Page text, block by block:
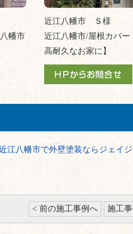
幡市
近江八幡市 Ｓ様
近江八幡市/屋根カバ
高耐久なお家に】
江八幡市で外壁塗装ならジェイ
< 前の施工事例へ 施工